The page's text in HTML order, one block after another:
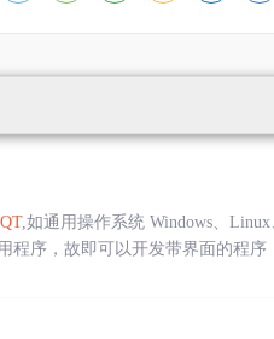
QT,如通用操作系统 Windows、
程序，故即可以开发带界面的程序